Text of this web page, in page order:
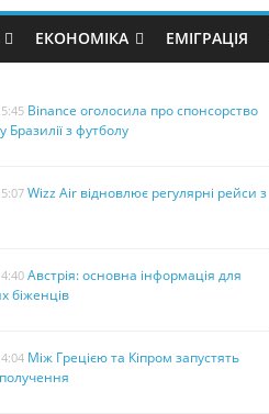
ЕКОНОМІКА ЕМІГРАЦІЯ
Binance оголосила про спонсорство
Бразилії з футболу
Wizz Air відновлює регулярні рейси з
Австрія: основна інформація для
біженців
Між Грецією та Кіпром запустять